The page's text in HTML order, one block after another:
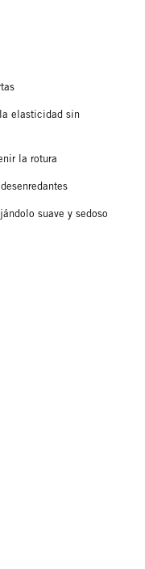
elasticidad sin
la rotura
suave y sedoso